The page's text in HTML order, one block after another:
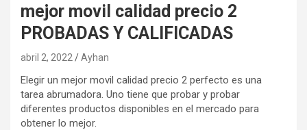
mejor movil calidad precio 2
PROBADAS Y CALIFICADAS
abril 2, 2022 Ayhan
Elegir un mejor movil calidad precio 2 perfecto es una
tarea abrumadora. Uno tiene que probar y probar
diferentes productos disponibles en el mercado para
obtener lo mejor.